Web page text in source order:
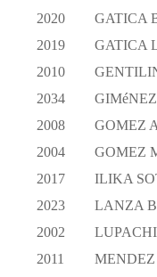
2020
GATICA
2019
GATICA
2010
2034
2008
GOMEZ
2004
GOMEZ
2017
ILIKA
2023
LANZA
2002
2011